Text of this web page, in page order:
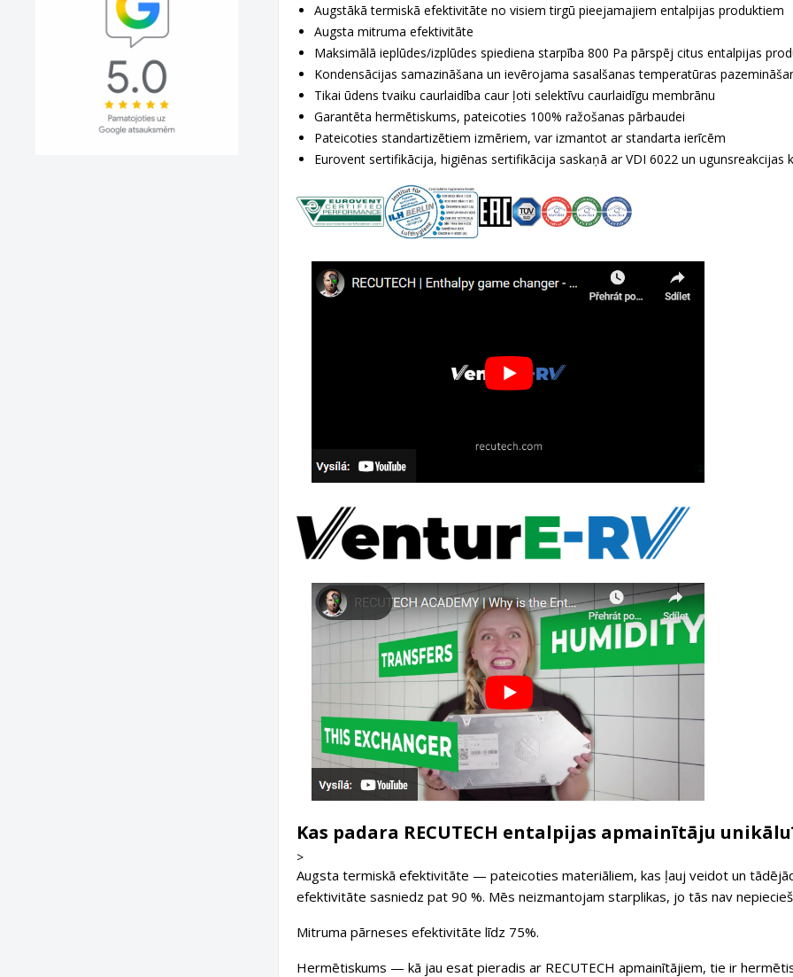
Augstākā termiskā efektivitāte no visiem tirgū pieejamajiem entalpijas produktiem
Augsta mitruma efektivitāte
Maksimālā ieplūdes/izplūdes spiediena starpība 800 Pa pārspēj citus entalpijas
Kondensācijas samazināšana un ievērojama sasalšanas temperatūras
Tikai ūdens tvaiku caurlaidība caur ļoti selektīvu caurlaidīgu membrānu
Garantēta hermētiskums, pateicoties 100% ražošanas pārbaudei
Pateicoties standartizētiem izmēriem, var izmantot ar standarta ierīcēm
Eurovent sertifikācija, higiēnas sertifikācija saskaņā ar VDI 6022 un ugunsreakcijas
Kas padara RECUTECH entalpijas apmainītāju
>
Augsta termiskā efektivitāte — pateicoties materiāliem, kas ļauj veidot un
efektivitāte sasniedz pat 90 %. Mēs neizmantojam starplikas, jo tās nav
Mitruma pārneses efektivitāte līdz 75%.
Hermētiskums — kā jau esat pieradis ar RECUTECH apmainītājiem, tie ir